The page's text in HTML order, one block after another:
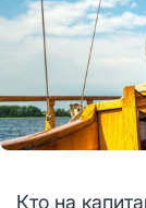
Кто на